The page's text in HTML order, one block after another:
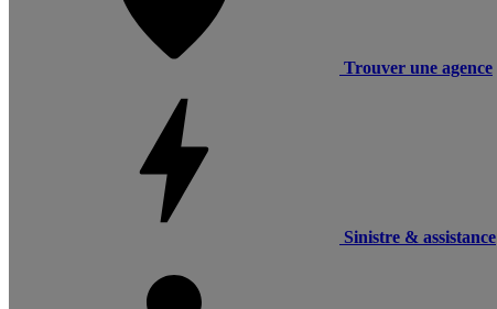
Trouver une agence
Sinistre & assistance